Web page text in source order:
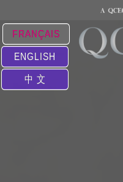
FRANÇAIS
ENGLISH
中 文